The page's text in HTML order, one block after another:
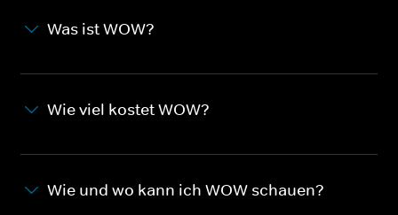
Was ist WOW?
Wie viel kostet WOW?
Wie und wo kann ich WOW schauen?